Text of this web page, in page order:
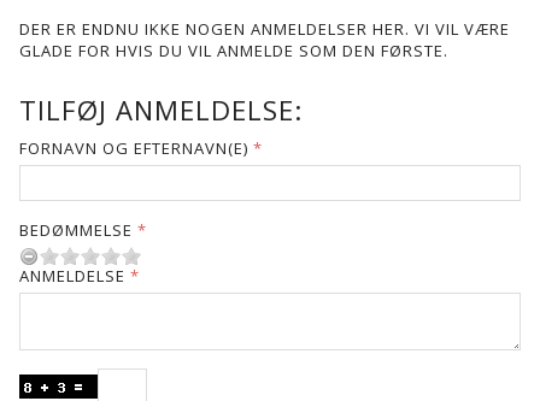
DER ER ENDNU IKKE NOGEN ANMELDELSER HER. VI VIL VÆRE
GLADE FOR HVIS DU VIL ANMELDE SOM DEN FØRSTE.
TILFØJ ANMELDELSE:
FORNAVN OG EFTERNAVN(E)
BEDØMMELSE
ANMELDELSE